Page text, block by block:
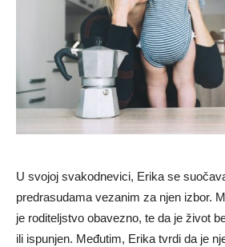
U svojoj svakodnevici, Erika se
predrasudama vezanim za njen izbor.
je roditeljstvo obavezno, te da je život
ili ispunjen. Međutim, Erika tvrdi da je